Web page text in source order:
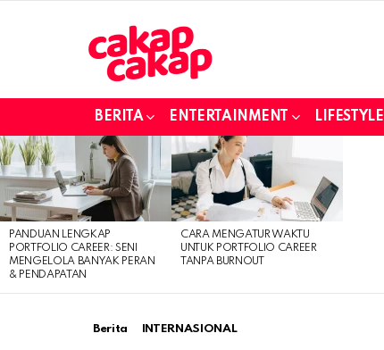
BERITA ENTERTAINMENT LIFESTYLE
LATEST
STORIES
PANDUAN LENGKAP
PORTFOLIO CAREER: SENI
MENGELOLA BANYAK PERAN
& PENDAPATAN
CARA MENGATUR WAKTU
UNTUK PORTFOLIO CAREER
TANPA BURNOUT
Berita INTERNASIONAL